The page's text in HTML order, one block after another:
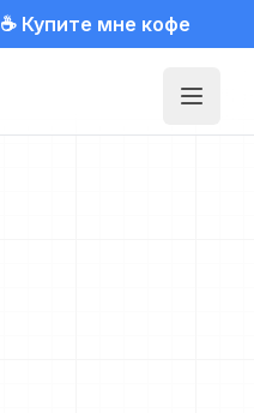
☕ Купите мне кофе